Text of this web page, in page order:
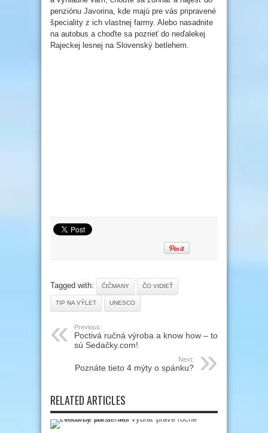
penziónu Javorina, kde majú pre vás pripravené
špeciality z ich vlastnej farmy. Alebo nasadnite
na autobus a choďte sa pozrieť do neďalekej
Rajeckej lesnej na Slovenský betlehem.
Tagged with: ČIČMANY ČO VIDIEŤ
TIP NA VÝLET UNESCO
Previous:
Poctivá ručná výroba a know how – to
sú Sedačky.com!
Next:
Poznáte tieto 4 mýty o spánku?
RELATED ARTICLES